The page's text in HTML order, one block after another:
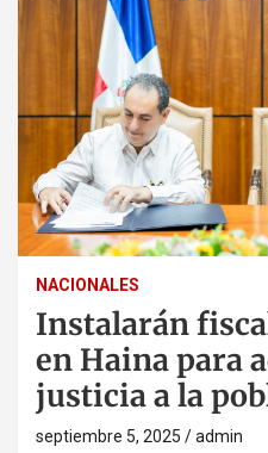
NACIONALES
Instalarán
en Haina para
justicia a la
septiembre 5, 2025 admin